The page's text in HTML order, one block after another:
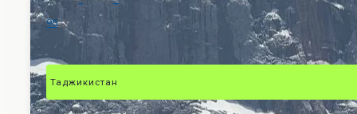
Туры Таджикистан
Куликалонские озёра на 3 дня
95
Таджикистан